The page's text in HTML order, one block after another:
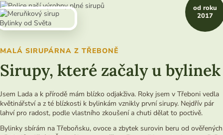
MALÁ SIRUPÁRNA Z TŘEBONĚ
Sirupy, které začaly u bylinek
Jsem Lada a k přírodě mám blízko odjakživa. Roky jsem v Třeboni vedla
květinářství a z té blízkosti k bylinkám vznikly první sirupy. Nejdřív pár
lahví pro radost, podle vlastního zkoušení a chuti dělat to poctivě.
Bylinky sbírám na Třeboňsku, ovoce a zbytek surovin beru od ověřených
od roku
2017